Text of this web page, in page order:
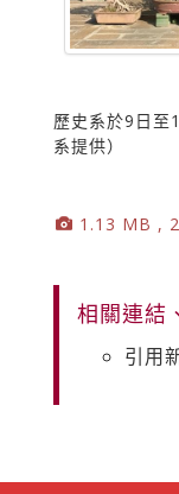
歷史系於9日至
系提供）
1.13 MB ,
相關連結
引用